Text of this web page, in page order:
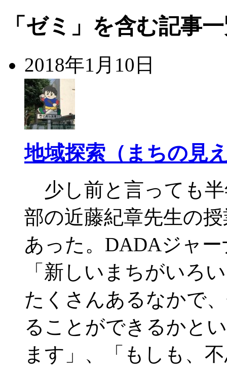
「ゼミ」を含む記事
2018年1月10日
地域探索（まちの見
少し前と言っても半
部の近藤紀章先生の
あった。DADAジャ
「新しいまちがいろ
たくさんあるなかで
ることができるかと
ます」、「もしも、